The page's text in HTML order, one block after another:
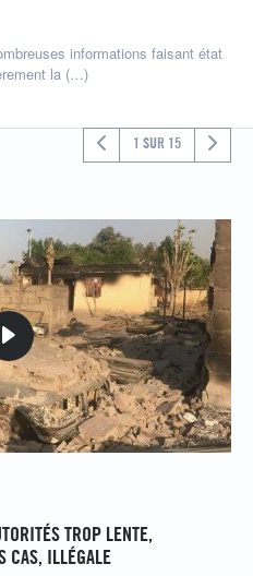
informations faisant état
la (…)
1 SUR 15
TROP LENTE,
CAS, ILLÉGALE